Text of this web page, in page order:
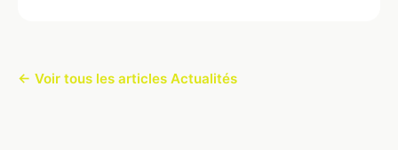
← Voir tous les articles Actualités